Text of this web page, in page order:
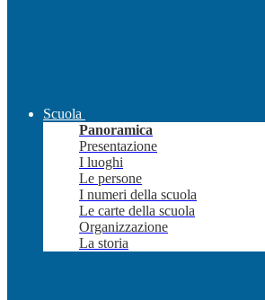
Scuola
Panoramica
Presentazione
I luoghi
Le persone
I numeri della scuola
Le carte della scuola
Organizzazione
La storia